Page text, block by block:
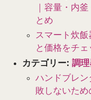
｜容量・内
とめ
スマート炊
と価格をチェ
カテゴリー: 調
ハンドブレ
敗しないため